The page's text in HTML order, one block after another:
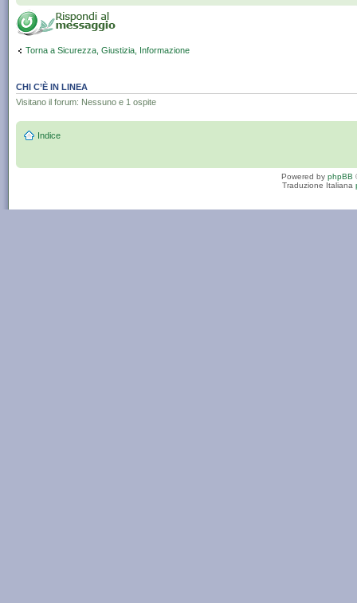
Torna a Sicurezza, Giustizia, Informazione
CHI C’È IN LINEA
Visitano il forum: Nessuno e 1 ospite
Indice
Powered by phpBB
Traduzione Italiana